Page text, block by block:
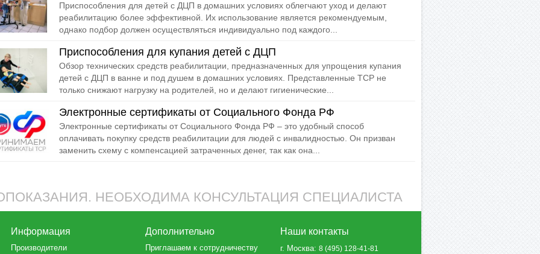
Приспособления для детей с ДЦП в домашних условиях облегчают уход и делают
реабилитацию более эффективной. Их использование является рекомендуемым,
однако подбор должен осуществляться индивидуально под каждого...
Приспособления для купания детей с ДЦП
Обзор технических средств реабилитации, предназначенных для упрощения купания
детей с ДЦП в ванне и под душем в домашних условиях. Представленные ТСР не
только снижают нагрузку на родителей, но и делают гигиенические...
Электронные сертификаты от Социального Фонда РФ
Электронные сертификаты от Социального Фонда РФ – это удобный способ
оплачивать покупку средств реабилитации для людей с инвалидностью. Он призван
заменить схему с компенсацией затраченных денег, так как она...
НЕОБХОДИМА КОНСУЛЬТАЦИЯ СПЕЦИАЛИСТА
Информация
Производители
Дополнительно
Приглашаем к сотрудничеству
Наши контакты
г. Москва:8 (495) 128-41-81